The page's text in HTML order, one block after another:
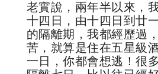
老實說，兩年半以來，
十四日，由十四日到廿
的隔離期，我都經歷過
苦，就算是住在五星級
一日，你都會想逃！很